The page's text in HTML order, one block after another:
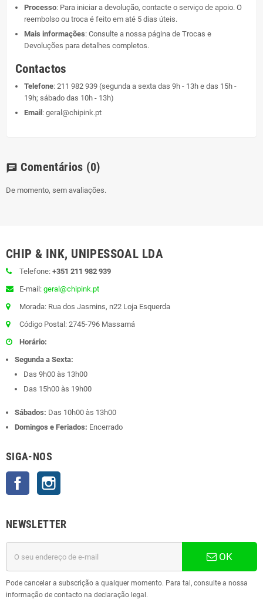
Processo: Para iniciar a devolução, contacte o serviço de apoio. O
reembolso ou troca é feito em até 5 dias úteis.
Mais informações: Consulte a nossa página de Trocas e
Devoluções para detalhes completos.
Contactos
Telefone: 211 982 939 (segunda a sexta das 9h - 13h e das 15h -
19h; sábado das 10h - 13h)
Email : geral@chipink.pt
chat Comentários (0)
De momento, sem avaliações.
CHIP & INK, UNIPESSOAL LDA
Telefone: +351 211 982 939
E-mail: geral@chipink.pt
Morada: Rua dos Jasmins, n22 Loja Esquerda
Código Postal: 2745-796 Massamá
Horário:
Segunda a Sexta:
Das 9h00 às 13h00
Das 15h00 às 19h00
Sábados: Das 10h00 às 13h00
Domingos e Feriados: Encerrado
SIGA-NOS
Facebook
NEWSLETTER
OK
Pode cancelar a subscrição a qualquer momento. Para tal, consulte a nossa
informação de contacto na declaração legal.